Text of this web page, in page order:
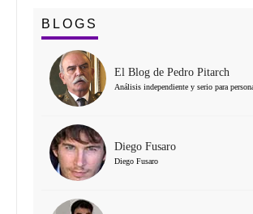
BLOGS
El Blog de Pedro Pitarch
Análisis independiente y serio para
Diego Fusaro
Diego Fusaro